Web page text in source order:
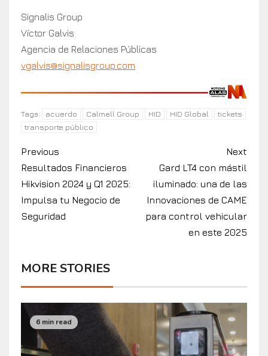
Signalis Group
Víctor Galvis
Agencia de Relaciones Públicas
vgalvis@signalisgroup.com
Tags: acuerdo Calmell Group HID HID Global
tickets
transporte público
Previous
Resultados Financieros
Hikvision 2024 y Q1 2025:
Impulsa tu Negocio de
Seguridad
Next
Gard LT4 con mástil
iluminado: una de las
Innovaciones de CAME
para control vehicular
en este 2025
MORE STORIES
6 min read